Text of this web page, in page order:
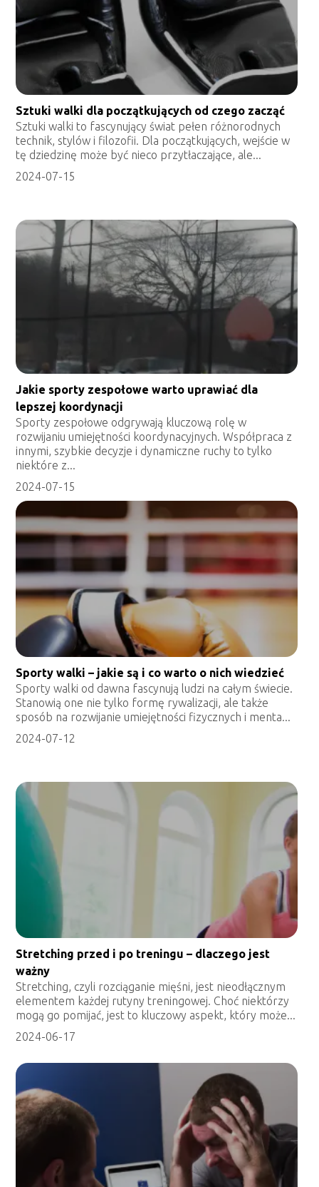
Sztuki walki dla początkujących od czego zacząć
Sztuki walki to fascynujący świat pełen różnorodnych
technik, stylów i filozofii. Dla początkujących, wejście w
tę dziedzinę może być nieco przytłaczające, ale...
2024-07-15
Jakie sporty zespołowe warto uprawiać dla
lepszej koordynacji
Sporty zespołowe odgrywają kluczową rolę w
rozwijaniu umiejętności koordynacyjnych. Współpraca z
innymi, szybkie decyzje i dynamiczne ruchy to tylko
niektóre z...
2024-07-15
Sporty walki – jakie są i co warto o nich wiedzieć
Sporty walki od dawna fascynują ludzi na całym świecie.
Stanowią one nie tylko formę rywalizacji, ale także
sposób na rozwijanie umiejętności fizycznych i menta...
2024-07-12
Stretching przed i po treningu – dlaczego jest
ważny
Stretching, czyli rozciąganie mięśni, jest nieodłącznym
elementem każdej rutyny treningowej. Choć niektórzy
mogą go pomijać, jest to kluczowy aspekt, który może...
2024-06-17